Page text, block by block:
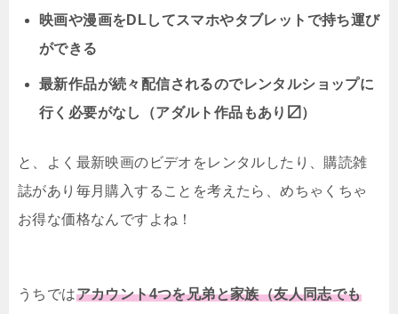
映画や漫画をDLしてスマホやタブレットで持ち運び
ができる
最新作品が続々配信されるのでレンタルショップに
行く必要がなし（アダルト作品もあり〼）
と、よく最新映画のビデオをレンタルしたり、購読雑
誌があり毎月購入することを考えたら、めちゃくちゃ
お得な価格なんですよね！
うちではアカウント4つを兄弟と家族（友人同志でも